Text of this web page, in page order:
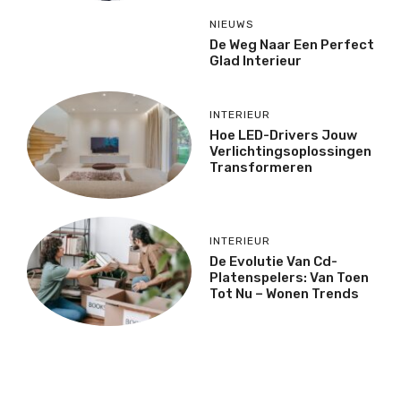
NIEUWS
De Weg Naar Een Perfect
Glad Interieur
INTERIEUR
Hoe LED-Drivers Jouw
Verlichtingsoplossingen
Transformeren
INTERIEUR
De Evolutie Van Cd-
Platenspelers: Van Toen
Tot Nu – Wonen Trends